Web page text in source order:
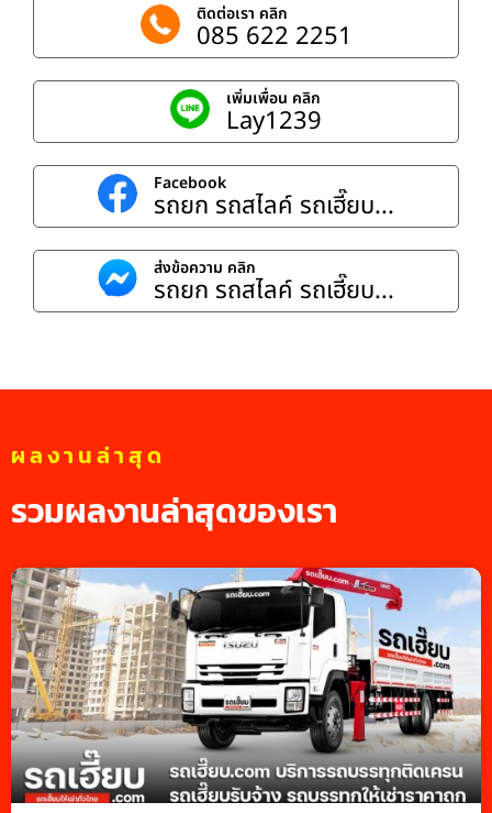
ติดต่อเรา คลิก
085 622 2251
เพิ่มเพื่อน คลิก
Lay1239
Facebook
รถยก รถสไลค์ รถเฮี๊ยบ...
ส่งข้อความ คลิก
รถยก รถสไลค์ รถเฮี๊ยบ...
ผลงานล่าสุด
รวมผลงานล่าสุดของเรา